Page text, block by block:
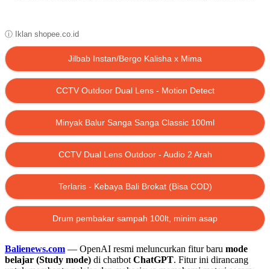
ⓘ Iklan shopee.co.id
Jilbab Instan/Bergo Kalisha x Mima
CCTV Outdoor Dual Lens - Motion Detect
Minyak Balur Sanga Sanga Classic 100ml
CCTV Dual Lens Outdoor - Audio 2 Arah
Terlaris - Kebaya Bali Brokat (Bisa COD)
Drum pembakar sampah 100lt, minim asap
Balienews.com — OpenAI resmi meluncurkan fitur baru mode
belajar (Study mode) di chatbot ChatGPT. Fitur ini dirancang